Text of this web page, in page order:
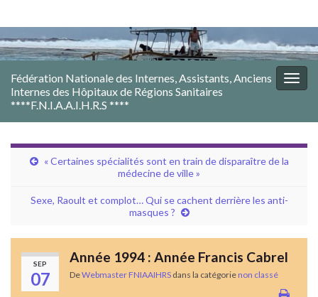
Fédération Nationale des Internes, Assistants, Anciens
Internes des Hôpitaux de Régions Sanitaires
****F.N.I.A.A.I.H.R.S ****
« Certaines spécialités sont en train de disparaître de la
médecine de ville »
Sexe, Raoult et complot… Qui se cachent derrière les anti-
masques ?
SEP
07
Année 1994 : Année Francis Cabrel
DeWebmaster FNIAAIHRS dans la catégorie non classé